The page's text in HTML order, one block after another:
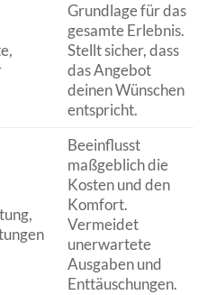
Grundlage für das
gesamte Erlebnis.
Stellt sicher, dass
das Angebot
deinen Wünschen
entspricht.
Beeinflusst
maßgeblich die
Kosten und den
Komfort.
Vermeidet
unerwartete
Ausgaben und
Enttäuschungen.